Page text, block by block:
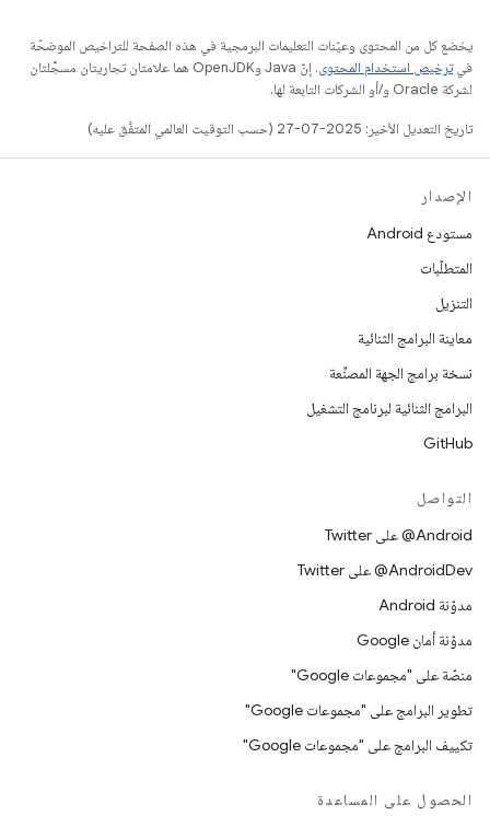
يخضع كل من المحتوى وعيّنات التعليمات البرمجية في هذه الصفحة للتراخيص الموضحّة
فيترخيص استخدام المحتوى
. إنّ Java وOpenJDK هما علامتان تجاريتان مسجَّلتان
لشركة Oracle و/أو الشركات التابعة لها.
تاريخ التعديل الأخير: 2025-07-27 (حسب التوقيت العالمي المتفَّق عليه)
الإصدار
مستودع Android
المتطلّبات
التنزيل
معاينة البرامج الثنائية
نسخة برامج الجهة المصنِّعة
البرامج الثنائية لبرنامج التشغيل
GitHub
التواصل
‎@Android على Twitter
‎@AndroidDev على Twitter
مدوّنة Android
مدوّنة أمان Google
منصّة على "مجموعات Google"
تطوير البرامج على "مجموعات Google"
تكييف البرامج على "مجموعات Google"
الحصول على المساعدة